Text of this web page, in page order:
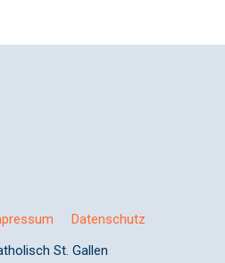
Datenschutz
St. Gallen